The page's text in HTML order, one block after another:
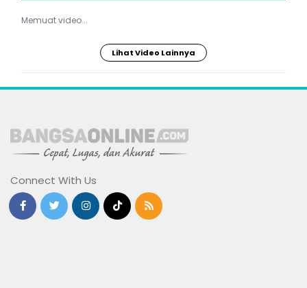
Memuat video...
Lihat Video Lainnya
Connect With Us